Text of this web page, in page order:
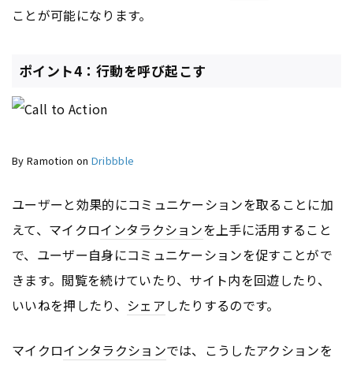
ことが可能になります。
ポイント4：行動を呼び起こす
By Ramotion on Dribbble
ユーザーと効果的にコミュニケーションを取ることに加
えて、マイクロインタラクションを上手に活用すること
で、ユーザー自身にコミュニケーションを促すことがで
きます。閲覧を続けていたり、サイト内を回遊したり、
いいねを押したり、 シェアしたりするのです。
マイクロインタラクションでは、こうしたアクションを